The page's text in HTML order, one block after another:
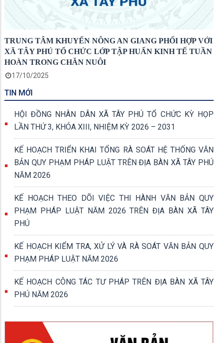
TRUNG TÂM KHUYẾN NÔNG AN GIANG PHỐI HỢP VỚI
XÃ TÂY PHÚ TỔ CHỨC LỚP TẬP HUẤN KINH TẾ TUẦN
HOÀN TRONG CHĂN NUÔI
17/10/2025
TIN MỚI
HỘI ĐỒNG NHÂN DÂN XÃ TÂY PHÚ TỔ CHỨC KỲ HỌP
LẦN THỨ 3, KHÓA XIII, NHIỆM KỲ 2026 – 2031
KẾ HOẠCH TRIỂN KHAI TỔNG RÀ SOÁT HỆ THỐNG VĂN
BẢN QUY PHẠM PHÁP LUẬT TRÊN ĐỊA BÀN XÃ TÂY PHÚ
NĂM 2026
KẾ HOẠCH THEO DÕI VIỆC THI HÀNH VĂN BẢN QUY
PHẠM PHÁP LUẬT NĂM 2026 TRÊN ĐỊA BÀN XÃ TÂY
PHÚ
KẾ HOẠCH KIỂM TRA, XỬ LÝ VÀ RÀ SOÁT VĂN BẢN QUY
PHẠM PHÁP LUẬT NĂM 2026
KẾ HOẠCH CÔNG TÁC TƯ PHÁP TRÊN ĐỊA BÀN XÃ TÂY
PHÚ NĂM 2026